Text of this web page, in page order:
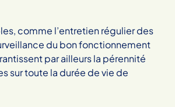
comme l’entretien régulier des
du bon fonctionnement
par ailleurs la pérennité
sur toute la durée de vie de